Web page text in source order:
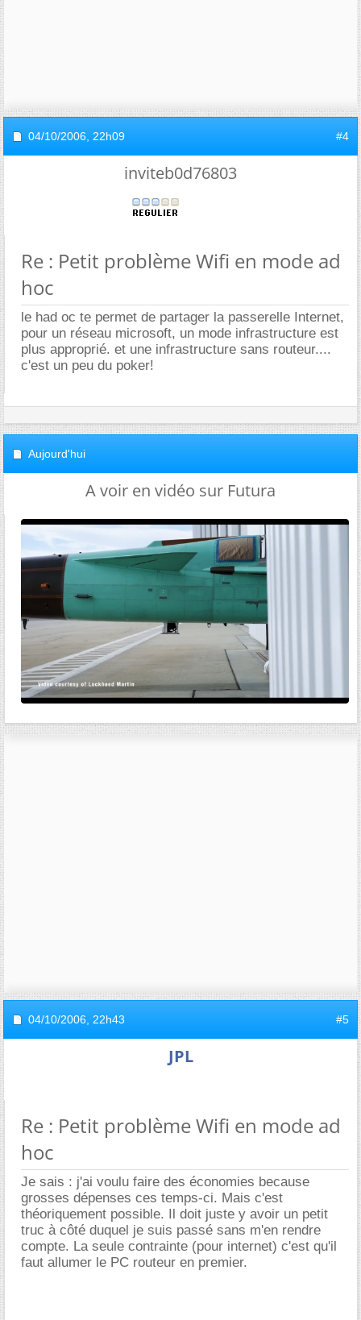
04/10/2006, 22h09 #4
inviteb0d76803
Re : Petit problème Wifi en mode ad
hoc
le had oc te permet de partager la passerelle Internet,
pour un réseau microsoft, un mode infrastructure est
plus approprié. et une infrastructure sans routeur....
c'est un peu du poker!
Aujourd'hui
A voir en vidéo sur Futura
04/10/2006, 22h43 #5
JPL
Re : Petit problème Wifi en mode ad
hoc
Je sais : j'ai voulu faire des économies because
grosses dépenses ces temps-ci. Mais c'est
théoriquement possible. Il doit juste y avoir un petit
truc à côté duquel je suis passé sans m'en rendre
compte. La seule contrainte (pour internet) c'est qu'il
faut allumer le PC routeur en premier.